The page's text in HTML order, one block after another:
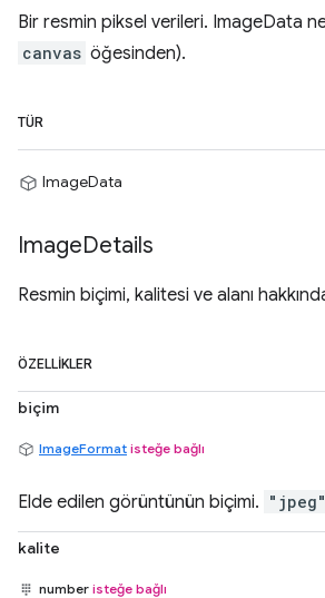
Bir resmin piksel verileri. ImageData
canvas öğesinden).
TÜR
ImageData
ImageDetails
Resmin biçimi, kalitesi ve alanı
ÖZELLIKLER
biçim
ImageFormat isteğe bağlı
Elde edilen görüntünün biçimi. "jpeg"
kalite
number isteğe bağlı